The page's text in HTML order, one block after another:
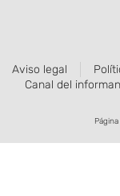
Aviso legal
Canal del